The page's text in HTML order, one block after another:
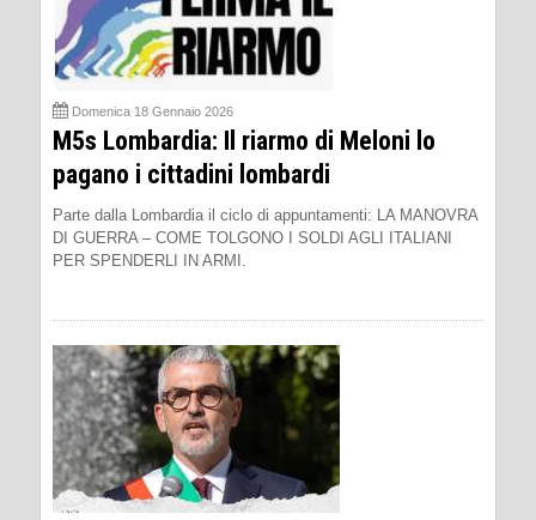
Domenica 18 Gennaio 2026
M5s Lombardia: Il riarmo di Meloni lo
pagano i cittadini lombardi
Parte dalla Lombardia il ciclo di appuntamenti: LA MANOVRA
DI GUERRA – COME TOLGONO I SOLDI AGLI ITALIANI
PER SPENDERLI IN ARMI.